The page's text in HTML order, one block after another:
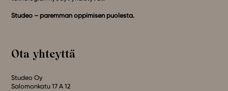
Studeo – paremman oppimisen puolesta.
Ota yhteyttä
Studeo Oy
Salomonkatu 17 A 12